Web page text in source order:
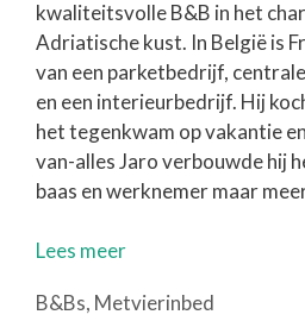
kwaliteitsvolle B&B in het
Adriatische kust. In België is
van een parketbedrijf,
en een interieurbedrijf. Hij
het tegenkwam op vakantie
van-alles Jaro verbouwde hij
baas en werknemer maar
Lees meer
Categorieën
B&Bs, Metvierinbed